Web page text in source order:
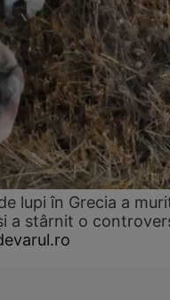
lupi în Grecia a
a stârnit o